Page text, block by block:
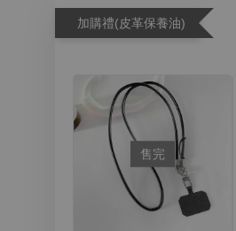
加購禮(皮革保養油)
售完